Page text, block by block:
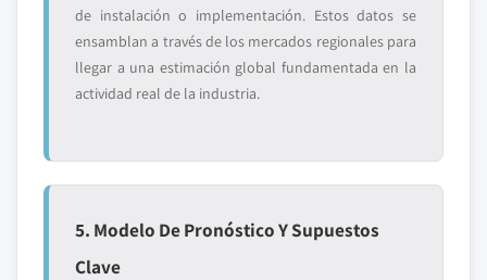
de instalación o implementación. Estos datos se
ensamblan a través de los mercados regionales para
llegar a una estimación global fundamentada en la
actividad real de la industria.
5. Modelo De Pronóstico Y Supuestos
Clave